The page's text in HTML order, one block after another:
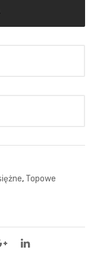
, Topowe